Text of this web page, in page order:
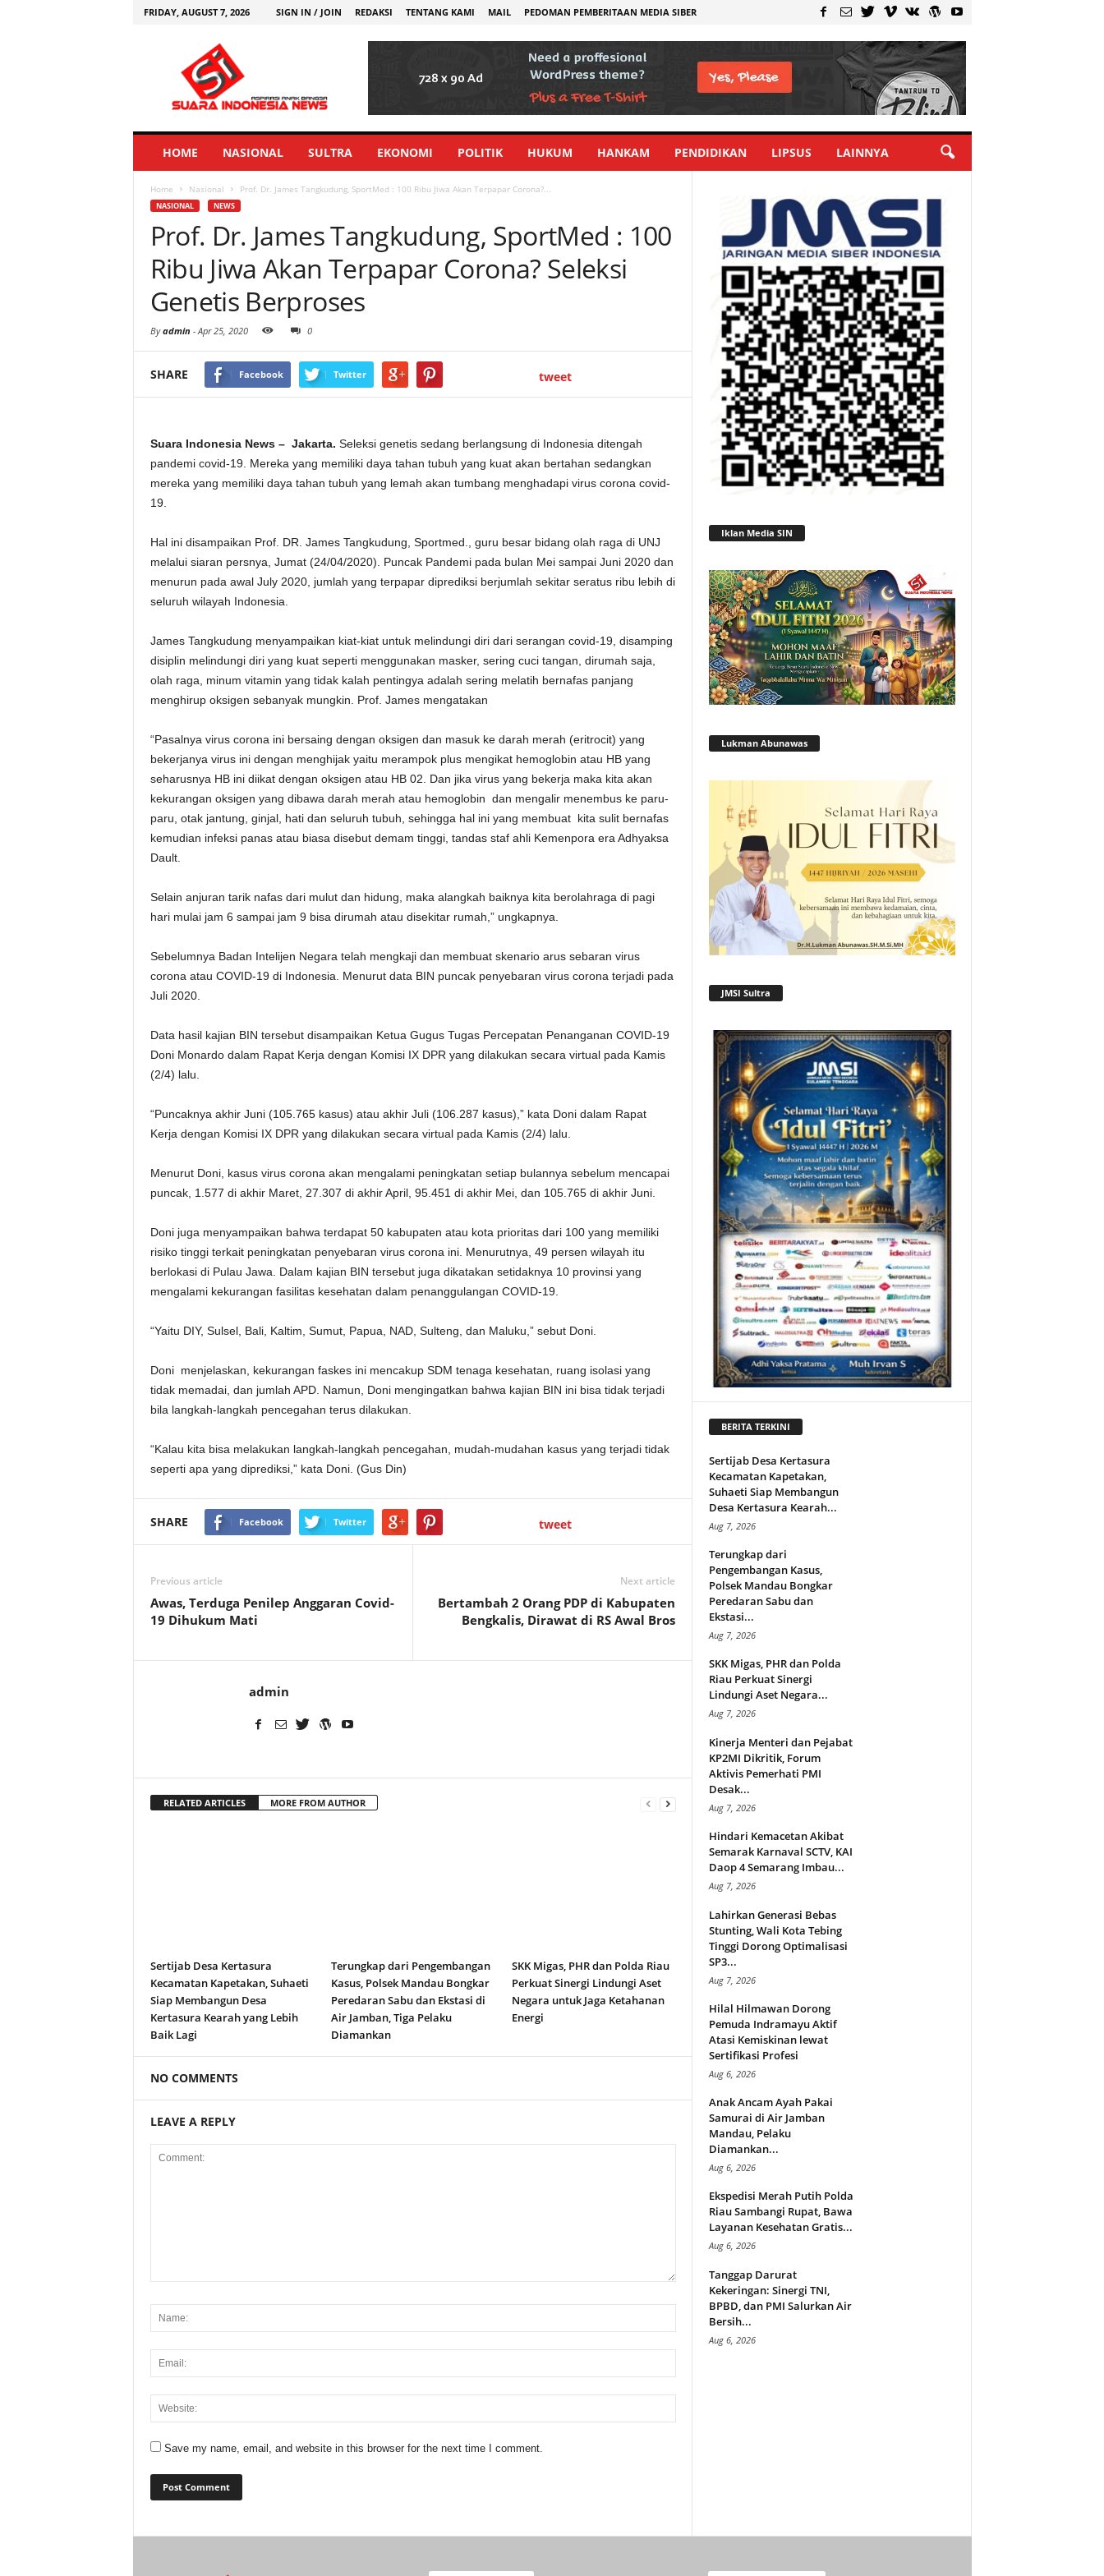
FRIDAY, AUGUST 7, 2026 SIGN IN / JOIN REDAKSI TENTANG KAMI MAIL PEDOMAN PEMBERITAAN MEDIA SIBER
HOME NASIONAL SULTRA EKONOMI POLITIK HUKUM HANKAM PENDIDIKAN LIPSUS LAINNYA
Home Nasional Prof. Dr. James Tangkudung, SportMed : 100 Ribu Jiwa Akan Terpapar Corona?...
NASIONAL NEWS
Prof. Dr. James Tangkudung, SportMed : 100
Ribu Jiwa Akan Terpapar Corona? Seleksi
Genetis Berproses
Byadmin - Apr 25, 2020 0
SHARE Facebook Twitter tweet
Suara Indonesia News – Jakarta. Seleksi genetis sedang berlangsung di Indonesia ditengah
pandemi covid-19. Mereka yang memiliki daya tahan tubuh yang kuat akan bertahan sedangkan
mereka yang memiliki daya tahan tubuh yang lemah akan tumbang menghadapi virus corona covid-
19.
Hal ini disampaikan Prof. DR. James Tangkudung, Sportmed., guru besar bidang olah raga di UNJ
melalui siaran persnya, Jumat (24/04/2020). Puncak Pandemi pada bulan Mei sampai Juni 2020 dan
menurun pada awal July 2020, jumlah yang terpapar diprediksi berjumlah sekitar seratus ribu lebih di
seluruh wilayah Indonesia.
James Tangkudung menyampaikan kiat-kiat untuk melindungi diri dari serangan covid-19, disamping
disiplin melindungi diri yang kuat seperti menggunakan masker, sering cuci tangan, dirumah saja,
olah raga, minum vitamin yang tidak kalah pentingya adalah sering melatih bernafas panjang
menghirup oksigen sebanyak mungkin. Prof. James mengatakan
“Pasalnya virus corona ini bersaing dengan oksigen dan masuk ke darah merah (eritrocit) yang
bekerjanya virus ini dengan menghijak yaitu merampok plus mengikat hemoglobin atau HB yang
seharusnya HB ini diikat dengan oksigen atau HB 02. Dan jika virus yang bekerja maka kita akan
kekurangan oksigen yang dibawa darah merah atau hemoglobin dan mengalir menembus ke paru-
paru, otak jantung, ginjal, hati dan seluruh tubuh, sehingga hal ini yang membuat kita sulit bernafas
kemudian infeksi panas atau biasa disebut demam tinggi, tandas staf ahli Kemenpora era Adhyaksa
Dault.
Selain anjuran tarik nafas dari mulut dan hidung, maka alangkah baiknya kita berolahraga di pagi
hari mulai jam 6 sampai jam 9 bisa dirumah atau disekitar rumah,” ungkapnya.
Sebelumnya Badan Intelijen Negara telah mengkaji dan membuat skenario arus sebaran virus
corona atau COVID-19 di Indonesia. Menurut data BIN puncak penyebaran virus corona terjadi pada
Juli 2020.
Data hasil kajian BIN tersebut disampaikan Ketua Gugus Tugas Percepatan Penanganan COVID-19
Doni Monardo dalam Rapat Kerja dengan Komisi IX DPR yang dilakukan secara virtual pada Kamis
(2/4) lalu.
“Puncaknya akhir Juni (105.765 kasus) atau akhir Juli (106.287 kasus),” kata Doni dalam Rapat
Kerja dengan Komisi IX DPR yang dilakukan secara virtual pada Kamis (2/4) lalu.
Menurut Doni, kasus virus corona akan mengalami peningkatan setiap bulannya sebelum mencapai
puncak, 1.577 di akhir Maret, 27.307 di akhir April, 95.451 di akhir Mei, dan 105.765 di akhir Juni.
Doni juga menyampaikan bahwa terdapat 50 kabupaten atau kota prioritas dari 100 yang memiliki
risiko tinggi terkait peningkatan penyebaran virus corona ini. Menurutnya, 49 persen wilayah itu
berlokasi di Pulau Jawa. Dalam kajian BIN tersebut juga dikatakan setidaknya 10 provinsi yang
mengalami kekurangan fasilitas kesehatan dalam penanggulangan COVID-19.
“Yaitu DIY, Sulsel, Bali, Kaltim, Sumut, Papua, NAD, Sulteng, dan Maluku,” sebut Doni.
Doni menjelaskan, kekurangan faskes ini mencakup SDM tenaga kesehatan, ruang isolasi yang
tidak memadai, dan jumlah APD. Namun, Doni mengingatkan bahwa kajian BIN ini bisa tidak terjadi
bila langkah-langkah pencegahan terus dilakukan.
“Kalau kita bisa melakukan langkah-langkah pencegahan, mudah-mudahan kasus yang terjadi tidak
seperti apa yang diprediksi,” kata Doni. (Gus Din)
SHARE Facebook Twitter tweet
Previous article
Awas, Terduga Penilep Anggaran Covid-
19 Dihukum Mati
Next article
Bertambah 2 Orang PDP di Kabupaten
Bengkalis, Dirawat di RS Awal Bros
admin
RELATED ARTICLES MORE FROM AUTHOR
Sertijab Desa Kertasura
Kecamatan Kapetakan, Suhaeti
Siap Membangun Desa
Kertasura Kearah yang Lebih
Baik Lagi
Terungkap dari Pengembangan
Kasus, Polsek Mandau Bongkar
Peredaran Sabu dan Ekstasi di
Air Jamban, Tiga Pelaku
Diamankan
SKK Migas, PHR dan Polda Riau
Perkuat Sinergi Lindungi Aset
Negara untuk Jaga Ketahanan
Energi
NO COMMENTS
LEAVE A REPLY
Save my name, email, and website in this browser for the next time I comment.
Iklan Media SIN
Lukman Abunawas
JMSI Sultra
BERITA TERKINI
Sertijab Desa Kertasura
Kecamatan Kapetakan,
Suhaeti Siap Membangun
Desa Kertasura Kearah...
Aug 7, 2026
Terungkap dari
Pengembangan Kasus,
Polsek Mandau Bongkar
Peredaran Sabu dan
Ekstasi...
Aug 7, 2026
SKK Migas, PHR dan Polda
Riau Perkuat Sinergi
Lindungi Aset Negara...
Aug 7, 2026
Kinerja Menteri dan Pejabat
KP2MI Dikritik, Forum
Aktivis Pemerhati PMI
Desak...
Aug 7, 2026
Hindari Kemacetan Akibat
Semarak Karnaval SCTV, KAI
Daop 4 Semarang Imbau...
Aug 7, 2026
Lahirkan Generasi Bebas
Stunting, Wali Kota Tebing
Tinggi Dorong Optimalisasi
SP3...
Aug 7, 2026
Hilal Hilmawan Dorong
Pemuda Indramayu Aktif
Atasi Kemiskinan lewat
Sertifikasi Profesi
Aug 6, 2026
Anak Ancam Ayah Pakai
Samurai di Air Jamban
Mandau, Pelaku
Diamankan...
Aug 6, 2026
Ekspedisi Merah Putih Polda
Riau Sambangi Rupat, Bawa
Layanan Kesehatan Gratis...
Aug 6, 2026
Tanggap Darurat
Kekeringan: Sinergi TNI,
BPBD, dan PMI Salurkan Air
Bersih...
Aug 6, 2026